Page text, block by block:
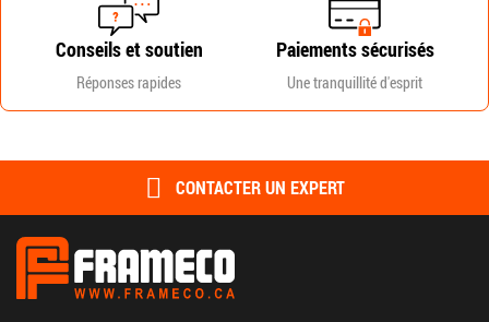
Conseils et soutien
Réponses rapides
Paiements sécurisés
Une tranquillité d'esprit
CONTACTER UN EXPERT